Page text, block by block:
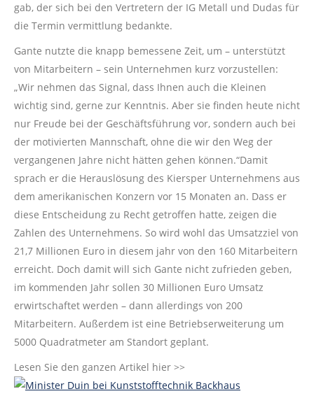
gab, der sich bei den Vertretern der IG Metall und Dudas für
die Termin vermittlung bedankte.
Gante nutzte die knapp bemessene Zeit, um – unterstützt
von Mitarbeitern – sein Unternehmen kurz vorzustellen:
„Wir nehmen das Signal, dass Ihnen auch die Kleinen
wichtig sind, gerne zur Kenntnis. Aber sie finden heute nicht
nur Freude bei der Geschäftsführung vor, sondern auch bei
der motivierten Mannschaft, ohne die wir den Weg der
vergangenen Jahre nicht hätten gehen können.“Damit
sprach er die Herauslösung des Kiersper Unternehmens aus
dem amerikanischen Konzern vor 15 Monaten an. Dass er
diese Entscheidung zu Recht getroffen hatte, zeigen die
Zahlen des Unternehmens. So wird wohl das Umsatzziel von
21,7 Millionen Euro in diesem jahr von den 160 Mitarbeitern
erreicht. Doch damit will sich Gante nicht zufrieden geben,
im kommenden Jahr sollen 30 Millionen Euro Umsatz
erwirtschaftet werden – dann allerdings von 200
Mitarbeitern. Außerdem ist eine Betriebserweiterung um
5000 Quadratmeter am Standort geplant.
Lesen Sie den ganzen Artikel hier >>